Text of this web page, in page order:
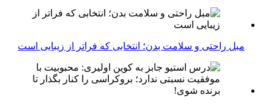
مبل راحتی و سلامت بدن؛ انتخابی که فراتر از زیبایی است